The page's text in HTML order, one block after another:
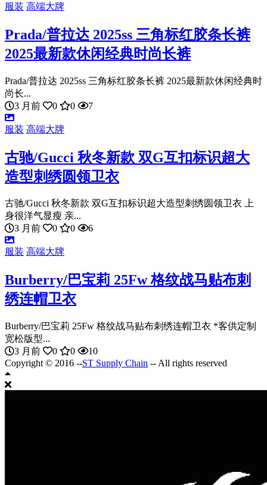
服装 高端大牌
Prada/普拉达 2025ss 三角标红胶条长裤
2025最新款休闲经典时尚长裤
Prada/普拉达 2025ss 三角标红胶条长裤 2025最新款休闲经典时
尚长...
3 月前
0 0 7
服装 高端大牌
古驰/Gucci 秋冬新款 双G互扣标识超大
造型刺绣圆领卫衣
古驰/Gucci 秋冬新款 双G互扣标识超大造型刺绣圆领卫衣 上
身很洋气显瘦 亲...
3 月前
0 0 6
服装 高端大牌
Burberry/巴宝莉 25Fw 格纹战马贴布刺
绣连帽卫衣
Burberry/巴宝莉 25Fw 格纹战马贴布刺绣连帽卫衣 *客供定制
宽松版型...
3 月前
0 0
10
Copyright © 2016 --ST Supply Chain -- All rights reserved